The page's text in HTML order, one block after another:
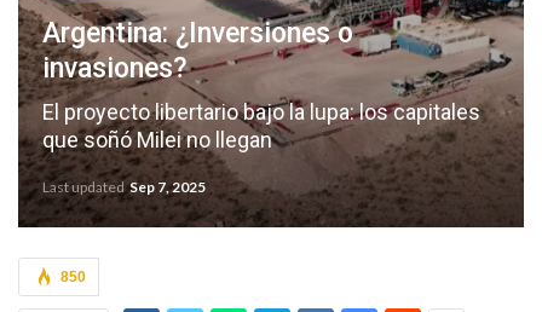
Argentina: ¿Inversiones o
invasiones?
El proyecto libertario bajo la lupa: los capitales
que soñó Milei no llegan
Last updatedSep 7, 2025
850